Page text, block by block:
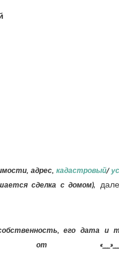
адрес,кадастровый/
сделка с домом),
его дата и